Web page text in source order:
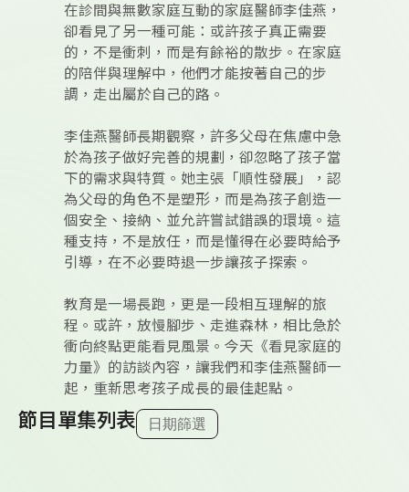
在診間與無數家庭互動的家庭醫師李佳燕，
卻看見了另一種可能：或許孩子真正需要
的，不是衝刺，而是有餘裕的散步。在家庭
的陪伴與理解中，他們才能按著自己的步
調，走出屬於自己的路。
李佳燕醫師長期觀察，許多父母在焦慮中急
於為孩子做好完善的規劃，卻忽略了孩子當
下的需求與特質。她主張「順性發展」，認
為父母的角色不是塑形，而是為孩子創造一
個安全、接納、並允許嘗試錯誤的環境。這
種支持，不是放任，而是懂得在必要時給予
引導，在不必要時退一步讓孩子探索。
教育是一場長跑，更是一段相互理解的旅
程。或許，放慢腳步、走進森林，相比急於
衝向終點更能看見風景。今天《看見家庭的
力量》的訪談內容，讓我們和李佳燕醫師一
起，重新思考孩子成長的最佳起點。
節目單集列表 日期篩選